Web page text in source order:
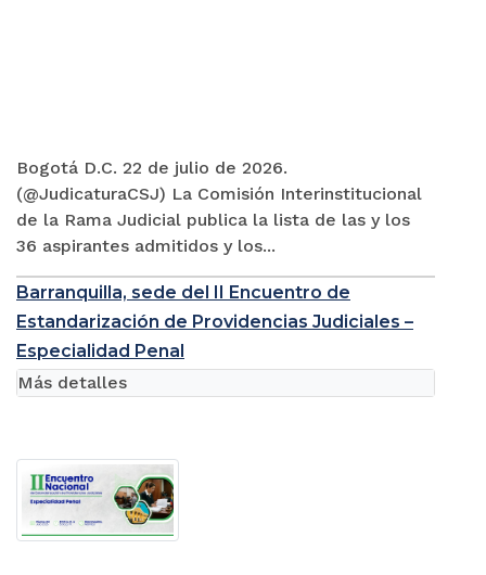
Bogotá D.C. 22 de julio de 2026.
(@JudicaturaCSJ) La Comisión Interinstitucional
de la Rama Judicial publica la lista de las y los
36 aspirantes admitidos y los...
Barranquilla, sede del II Encuentro de
Estandarización de Providencias Judiciales –
Especialidad Penal
Más detalles